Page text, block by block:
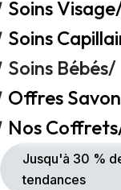
Soins
Soins
Soins
Offres
Nos
Jusqu'à 30 %
tendances